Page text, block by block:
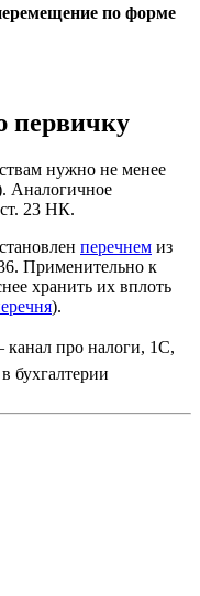
по форме
первичку
нужно не менее
Аналогичное
23 НК.
перечнем из
Применительно к
хранить их вплоть
).
про налоги, 1С,
бухгалтерии